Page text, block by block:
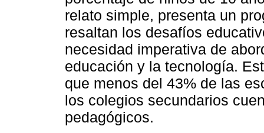
relato simple, presenta un
resaltan los desafíos
necesidad imperativa de
educación y la tecnología.
que menos del 43% de las
los colegios secundarios
pedagógicos.